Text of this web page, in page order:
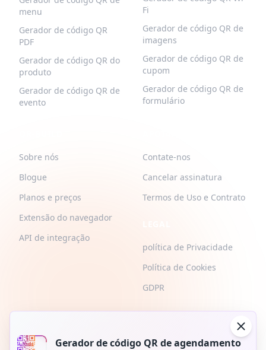
Gerador de código QR de agendamento
menu
Gerador de código QR
PDF
Gerador de código QR do
produto
Gerador de código QR de
evento
Fi
Gerador de código QR de
imagens
Gerador de código QR de
cupom
Gerador de código QR de
formulário
Sobre nós
Blogue
Planos e preços
Extensão do navegador
API de integração
Contate-nos
Cancelar assinatura
Termos de Uso e Contrato
política de Privacidade
Política de Cookies
GDPR